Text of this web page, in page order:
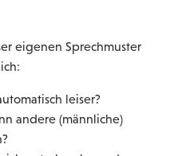
eigenen Sprechmuster
leiser?
andere (männliche)